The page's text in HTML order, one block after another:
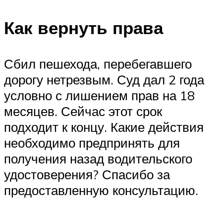
Как вернуть права
Сбил пешехода, перебегавшего
дорогу нетрезвым. Суд дал 2 года
условно с лишением прав на 18
месяцев. Сейчас этот срок
подходит к концу. Какие действия
необходимо предпринять для
получения назад водительского
удостоверения? Спасибо за
предоставленную консультацию.